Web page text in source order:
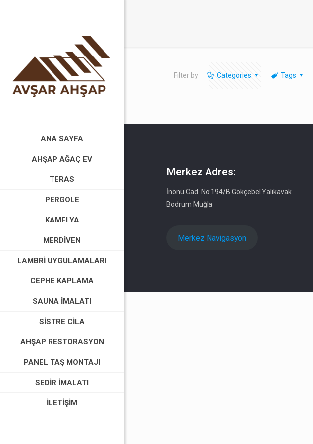
ANA SAYFA
AHŞAP AĞAÇ EV
TERAS
PERGOLE
KAMELYA
MERDIVEN
LAMBRI UYGULAMALARI
CEPHE KAPLAMA
SAUNA İMALATI
SISTRE CILA
AHŞAP RESTORASYON
PANEL TAŞ MONTAJI
SEDIR İMALATI
İLETIŞIM
Filter by Categories Tags
Merkez Adres:
İnönü Cad. No:194/B Gökçebel Yalıkavak
Bodrum Muğla
Merkez Navigasyon